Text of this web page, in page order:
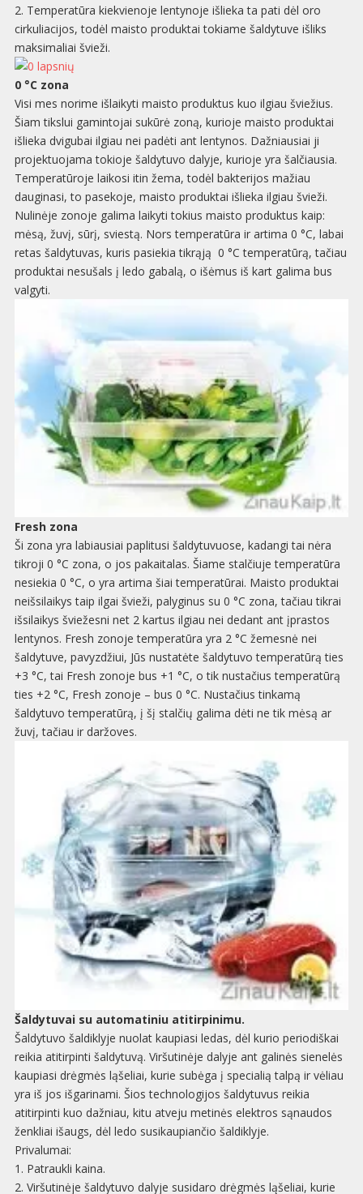
2. Temperatūra kiekvienoje lentynoje išlieka ta pati dėl oro
cirkuliacijos, todėl maisto produktai tokiame šaldytuve išliks
maksimaliai švieži.
0 °C zona
Visi mes norime išlaikyti maisto produktus kuo ilgiau šviežius.
Šiam tikslui gamintojai sukūrė zoną, kurioje maisto produktai
išlieka dvigubai ilgiau nei padėti ant lentynos. Dažniausiai ji
projektuojama tokioje šaldytuvo dalyje, kurioje yra šalčiausia.
Temperatūroje laikosi itin žema, todėl bakterijos mažiau
dauginasi, to pasekoje, maisto produktai išlieka ilgiau švieži.
Nulinėje zonoje galima laikyti tokius maisto produktus kaip:
mėsą, žuvį, sūrį, sviestą. Nors temperatūra ir artima 0 °C, labai
retas šaldytuvas, kuris pasiekia tikrąją 0 °C temperatūrą, tačiau
produktai nesušals į ledo gabalą, o išėmus iš kart galima bus
valgyti.
Fresh zona
Ši zona yra labiausiai paplitusi šaldytuvuose, kadangi tai nėra
tikroji 0 °C zona, o jos pakaitalas. Šiame stalčiuje temperatūra
nesiekia 0 °C, o yra artima šiai temperatūrai. Maisto produktai
neišsilaikys taip ilgai švieži, palyginus su 0 °C zona, tačiau tikrai
išsilaikys šviežesni net 2 kartus ilgiau nei dedant ant įprastos
lentynos. Fresh zonoje temperatūra yra 2 °C žemesnė nei
šaldytuve, pavyzdžiui, Jūs nustatėte šaldytuvo temperatūrą ties
+3 °C, tai Fresh zonoje bus +1 °C, o tik nustačius temperatūrą
ties +2 °C, Fresh zonoje – bus 0 °C. Nustačius tinkamą
šaldytuvo temperatūrą, į šį stalčių galima dėti ne tik mėsą ar
žuvį, tačiau ir daržoves.
Šaldytuvai su automatiniu atitirpinimu.
Šaldytuvo šaldiklyje nuolat kaupiasi ledas, dėl kurio periodiškai
reikia atitirpinti šaldytuvą. Viršutinėje dalyje ant galinės sienelės
kaupiasi drėgmės ląšeliai, kurie subėga į specialią talpą ir vėliau
yra iš jos išgarinami. Šios technologijos šaldytuvus reikia
atitirpinti kuo dažniau, kitu atveju metinės elektros sąnaudos
ženkliai išaugs, dėl ledo susikaupiančio šaldiklyje.
Privalumai:
1. Patraukli kaina.
2. Viršutinėje šaldytuvo dalyje susidaro drėgmės ląšeliai, kurie